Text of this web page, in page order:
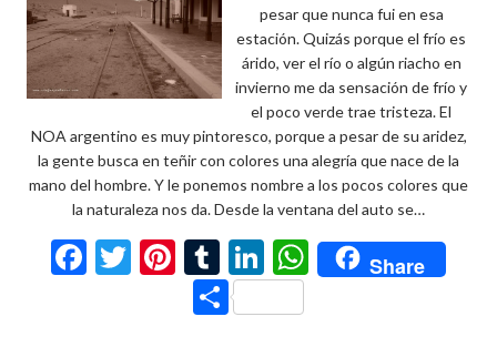
pesar que nunca fui en esa
estación. Quizás porque el frío es
árido, ver el río o algún riacho en
invierno me da sensación de frío y
el poco verde trae tristeza. El
NOA argentino es muy pintoresco, porque a pesar de su aridez,
la gente busca en teñir con colores una alegría que nace de la
mano del hombre. Y le ponemos nombre a los pocos colores que
la naturaleza nos da. Desde la ventana del auto se…
F T Pi
nt
er
T
u
m
Li
n
ke
W
h
Share
C